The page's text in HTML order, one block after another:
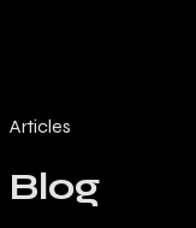
Articles
Blog